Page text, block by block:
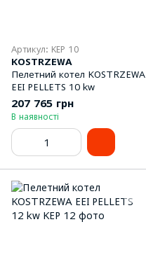
Артикул: KEP 10
KOSTRZEWA
Пелетний котел KOSTRZEWA
EEI PELLETS 10 kw
207 765 грн
В наявності